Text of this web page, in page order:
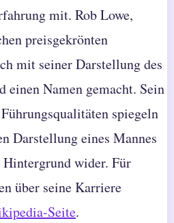
mit. Rob Lowe,
preisgekrönten
mit seiner Darstellung des
einen Namen gemacht. Sein
spiegeln
Darstellung eines Mannes
wider. Für
über seine Karriere
Seite.